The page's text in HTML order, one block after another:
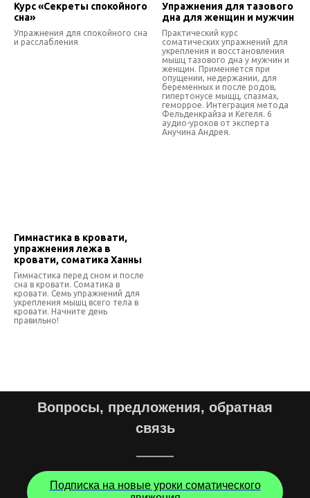
Курс «Секреты спокойного
сна»
Упражнения для спокойного сна
и расслабления
Упражнения для тазового
дна для женщин и мужчин
Практический курс
соматических упражнений для
укрепления и восстановления
мышц тазового дна у мужчин и
женщин. Применяется при
опущении, недержании, для
беременных и после родов,
гипертонусе мыщц, спазмах,
геморрое. Интеграция метода
Фельденкрайза и Кегеля. 6
аудио-уроков от эксперта
Анучина Андрея.
Гимнастика в кровати,
упражнения лежа в
кровати, соматика Ханны
Гимнастика перед сном и после
сна в кровати. Соматика в
кровати. Семь упражнений для
укрепления мышц всего тела в
кровати. Начните день
правильно!
Вопросы, предложения, обратная
связь
Подписка на новые уроки соматического